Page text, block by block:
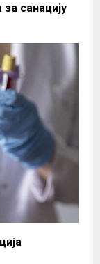
санацију